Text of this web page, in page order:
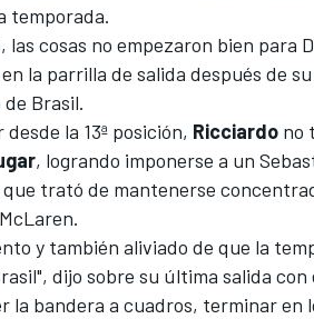
temporada.
las cosas no empezaron bien para
la parrilla de salida después de
de Brasil.
la 13ª posición, Ricciardo no
, logrando imponerse a un
trató de mantenerse
y también aliviado de que la
dijo sobre su última salida con
la bandera a cuadros, terminar en